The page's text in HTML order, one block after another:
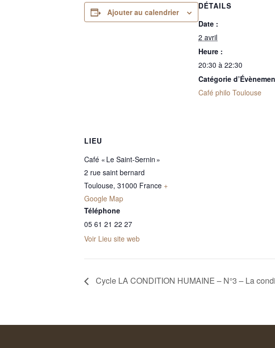
Ajouter au calendrier
DÉTAILS
Date :
2 avril
Heure :
20:30 à 22:30
Catégorie
Café philo Toulouse
LIEU
Café « Le Saint-Sernin »
2 rue saint bernard
Toulouse, 31000 France +
Google Map
Téléphone
05 61 21 22 27
Voir Lieu site web
Cycle LA CONDITION HUMAINE – N°3 – La